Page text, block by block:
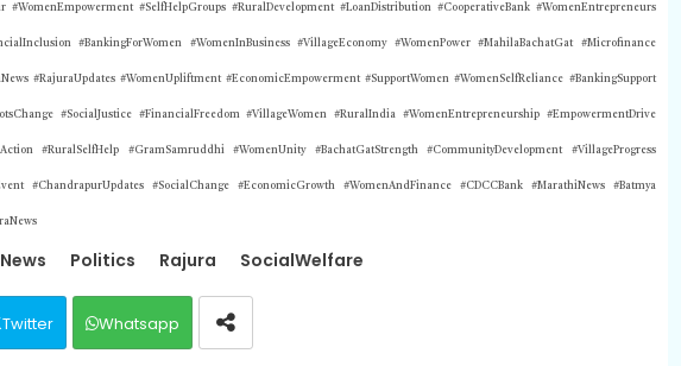
#WomenEmpowerment #SelfHelpGroups #RuralDevelopment #LoanDistribution #CooperativeBank #WomenEntrepreneurs
#BankingForWomen #WomenInBusiness #VillageEconomy #WomenPower #MahilaBachatGat #Microfinance
#RajuraUpdates #WomenUpliftment #EconomicEmpowerment #SupportWomen #WomenSelfReliance #BankingSupport
#SocialJustice #FinancialFreedom #VillageWomen #RuralIndia #WomenEntrepreneurship #EmpowermentDrive
#RuralSelfHelp #GramSamruddhi #WomenUnity #BachatGatStrength #CommunityDevelopment #VillageProgress
#ChandrapurUpdates #SocialChange #EconomicGrowth #WomenAndFinance #CDCCBank #MarathiNews #Batmya
Politics Rajura SocialWelfare
Twitter Whatsapp